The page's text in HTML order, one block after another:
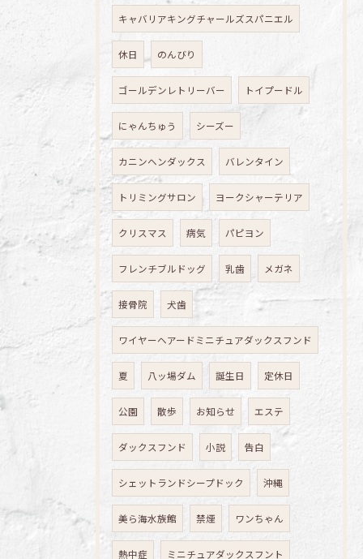
キャバリアキングチャールズスパニエル
休日 のんびり
ゴールデンレトリーバー トイプードル
にゃんちゅう シーズー
カニンヘンダックス バレンタイン
トリミングサロン ヨークシャーテリア
クリスマス 病気 パピヨン
フレンチブルドッグ 乳歯 メガネ
接骨院 犬歯
ワイヤーヘアードミニチュアダックスフンド
夏 八ッ場ダム 誕生日 定休日
公園 散歩 お知らせ エステ
ダックスフンド 小説 告白
シェットランドシープドック 沖縄
美ら海水族館 禁煙 ワンちゃん
熱中症 ミニチュアダックスフント